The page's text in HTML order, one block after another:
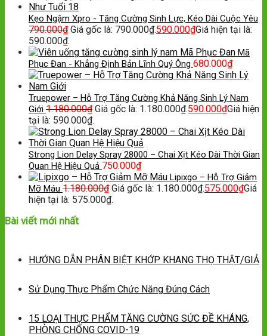
Kẹo Ngậm Xpro - Tăng Cường Sinh Lực, Kéo Dài Cuộc Yêu
790.000₫ Giá gốc là: 790.000₫.590.000₫Giá hiện tại là:
590.000₫.
Mã
Phục Đan - Khẳng Định Bản Lĩnh Quý Ông 680.000₫
Truepower – Hỗ Trợ Tăng Cường Khả Năng Sinh Lý Nam
Giới 1.180.000₫ Giá gốc là: 1.180.000₫.590.000₫Giá hiện
tại là: 590.000₫.
Strong Lion Delay Spray 28000 – Chai Xịt Kéo Dài Thời Gian
Quan Hệ Hiệu Quả 750.000₫
Lipixgo – Hỗ Trợ Giảm
Mỡ Máu 1.180.000₫ Giá gốc là: 1.180.000₫.575.000₫Giá
hiện tại là: 575.000₫.
Bài viết mới nhất
HƯỚNG DẪN PHÂN BIỆT KHỚP KHANG THỌ THẬT/GIẢ
Sử Dụng Thực Phẩm Chức Năng Đúng Cách
15 LOẠI THỰC PHẨM TĂNG CƯỜNG SỨC ĐỀ KHÁNG,
PHÒNG CHỐNG COVID-19